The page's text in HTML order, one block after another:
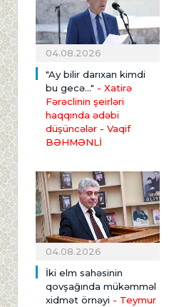
04.08.2026
"Ay bilir darıxan kimdi
bu gecə..." - Xatirə
Fərəclinin şeirləri
haqqında ədəbi
düşüncələr - Vaqif
BƏHMƏNLİ
04.08.2026
İki elm sahəsinin
qovşağında mükəmməl
xidmət örnəyi - Teymur